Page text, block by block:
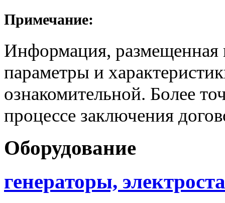
Примечание:
Информация, размещенная
параметры и
ознакомительной. Более
процессе заключения
Оборудование
генераторы,